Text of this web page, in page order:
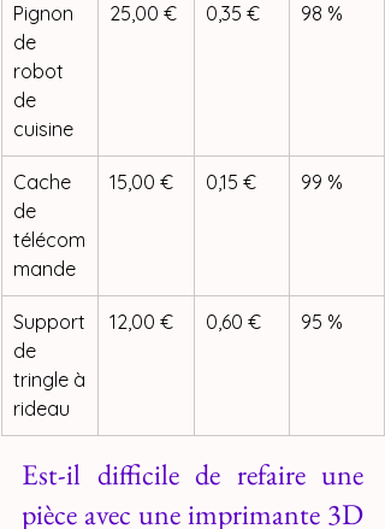
Pignon
de
robot
de
cuisine
25,00 € 0,35 € 98 %
Cache
de
télécom
mande
15,00 € 0,15 € 99 %
Support
de
tringle à
rideau
12,00 € 0,60 € 95 %
Est-il difficile de refaire une
pièce avec une imprimante 3D